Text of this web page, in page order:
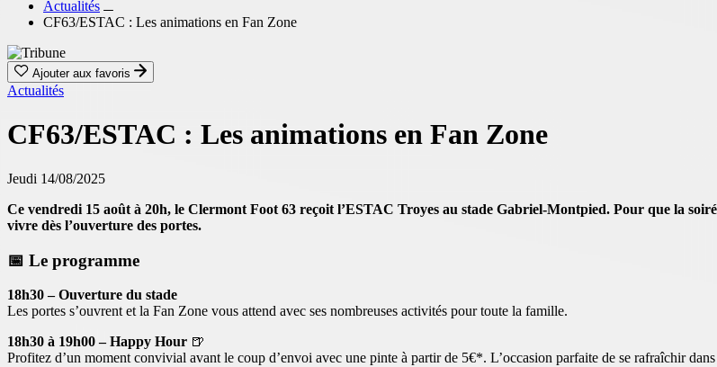
Actualités
CF63/ESTAC : Les animations en Fan Zone
Ajouter aux favoris
Actualités
CF63/ESTAC : Les animations en Fan Zone
Jeudi 14/08/2025
Ce vendredi 15 août à 20h, le Clermont Foot 63 reçoit l’ESTAC Troyes au stade Gabriel-Montpied. Pour que la
vivre dès l’ouverture des portes.
📅 Le programme
18h30 – Ouverture du stade
Les portes s’ouvrent et la Fan Zone vous attend avec ses nombreuses activités pour toute la famille.
18h30 à 19h00 – Happy Hour 🍺
Profitez d’un moment convivial avant le coup d’envoi avec une pinte à partir de 5€*. L’occasion parfaite de se rafraîchir